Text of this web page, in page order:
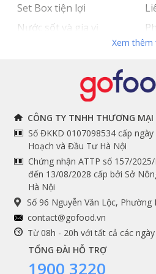
Cách sử dụng và
gang
Cách sử dụng, tôi dầu, bảo
Set Box tiện lợi
Nước sốt và gia vị
THÔNG TIN
Chính sách và quy định
chung
Hướng dẫn đặt hàng
Cam kết chất lượng
Xem thêm
CÔNG TY TNHH THƯƠNG MẠI
Số ĐKKD 0107098534 cấp
Hoạch và Đầu Tư Hà Nội
Chứng nhận ATTP số 157/
đến 13/08/2028 cấp bởi Sở
Hà Nội
Số 96 Nguyễn Văn Lộc,
contact@gofood.vn
Từ 08h - 20h với tất cả các
TỔNG ĐÀI HỖ TRỢ
1900 3220